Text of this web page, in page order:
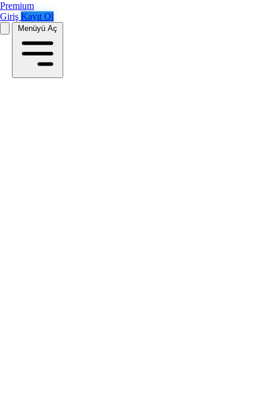
Premium
Giriş Kayıt Ol
Menüyü Aç